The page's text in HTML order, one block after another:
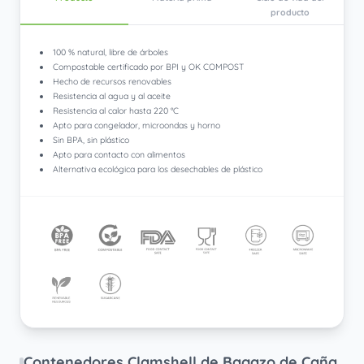
producto
100 % natural, libre de árboles
Compostable certificado por BPI y OK COMPOST
Hecho de recursos renovables
Resistencia al agua y al aceite
Resistencia al calor hasta 220 °C
Apto para congelador, microondas y horno
Sin BPA, sin plástico
Apto para contacto con alimentos
Alternativa ecológica para los desechables de plástico